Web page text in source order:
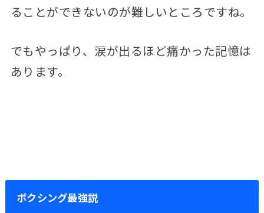
ることができないのが難しいところですね。
でもやっぱり、涙が出るほど痛かった記憶は
あります。
ボクシング最強説